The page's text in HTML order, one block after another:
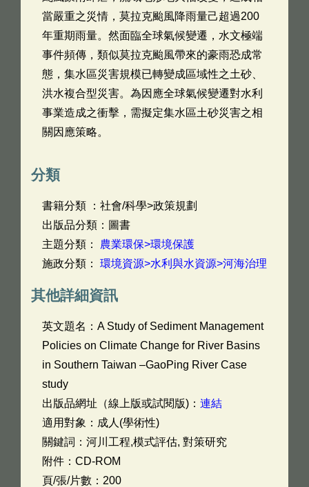
當嚴重之災情，莫拉克颱風降雨量己超過200
年重期雨量。然面臨全球氣候變遷，水文極端
事件頻傳，類似莫拉克颱風帶來的豪雨恐成常
態，集水區災害規模已轉變成區域性之土砂、
洪水複合型災害。為因應全球氣候變遷對水利
事業造成之衝擊，需擬定集水區土砂災害之相
關因應策略。
分類
書籍分類 ：社會/科學>政策規劃
出版品分類：圖書
主題分類： 農業環保>環境保護
施政分類： 環境資源>水利與水資源>河海治理
其他詳細資訊
英文題名： A Study of Sediment Management
Policies on Climate Change for River Basins
in Southern Taiwan –GaoPing River Case
study
出版品網址（線上版或試閱版)： 連結
適用對象：成人(學術性)
關鍵詞：河川工程,模式評估, 對策研究
附件：CD-ROM
頁/張/片數：200